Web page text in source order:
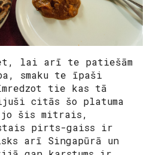
lai arī te patiešām
smaku te īpaši
tie kas tā
citās šo platuma
šis mitrais,
pirts-gaiss ir
arī Singapūrā un